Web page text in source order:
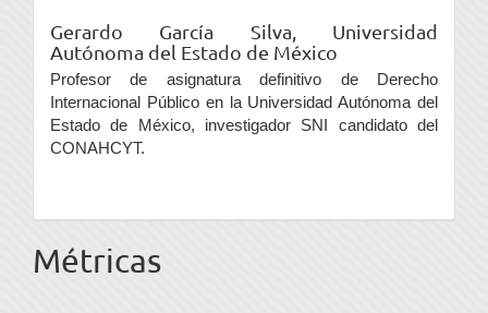
Gerardo García Silva, Universidad
Autónoma del Estado de México
Profesor de asignatura definitivo de Derecho
Internacional Público en la Universidad Autónoma del
Estado de México, investigador SNI candidato del
CONAHCYT.
Métricas